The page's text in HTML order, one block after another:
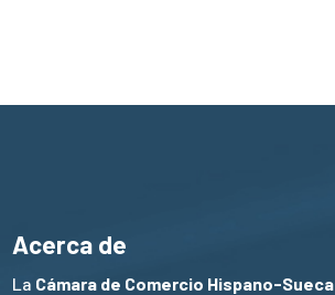
Acerca de
La Cámara de Comercio Hispano-Sueca